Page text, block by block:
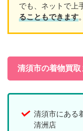
でも、ネットで上
ることもできます。
清須市の着物買取
清須市にある
清洲店